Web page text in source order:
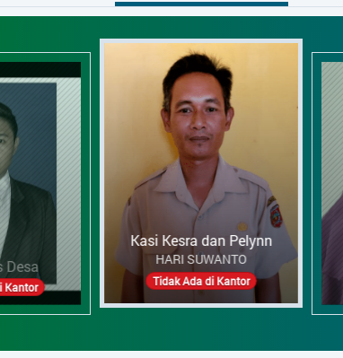
Pelynn
di Kantor
Kaur Keuangan
DYAH AYU WULANDARI
Tidak Ada di Kantor